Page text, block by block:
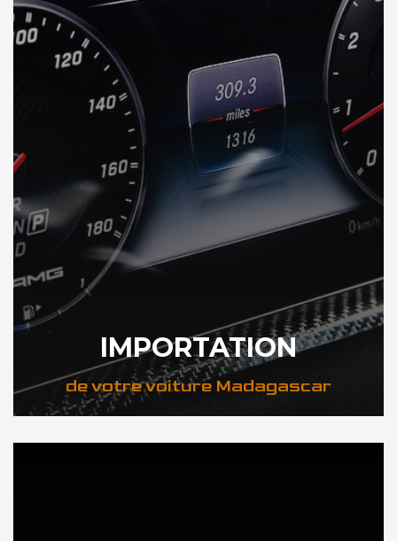
IMPORTATION
de votre voiture Madagascar